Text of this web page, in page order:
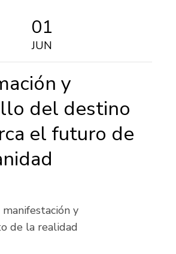
01
JUN
y
del destino
el futuro de
y
de la realidad